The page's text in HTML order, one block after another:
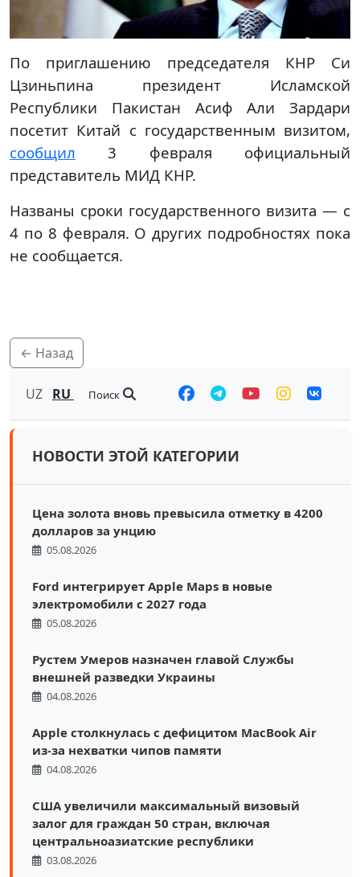
По приглашению председателя КНР Си
Цзиньпина президент Исламской
Республики Пакистан Асиф Али Зардари
посетит Китай с государственным визитом,
сообщил 3 февраля официальный
представитель МИД КНР.
Названы сроки государственного визита — с
4 по 8 февраля. О других подробностях пока
не сообщается.
← Назад
UZ RU Поиск
НОВОСТИ ЭТОЙ КАТЕГОРИИ
Цена золота вновь превысила отметку в 4200
долларов за унцию
05.08.2026
Ford интегрирует Apple Maps в новые
электромобили с 2027 года
05.08.2026
Рустем Умеров назначен главой Службы
внешней разведки Украины
04.08.2026
Apple столкнулась с дефицитом MacBook Air
из-за нехватки чипов памяти
04.08.2026
США увеличили максимальный визовый
залог для граждан 50 стран, включая
центральноазиатские республики
03.08.2026